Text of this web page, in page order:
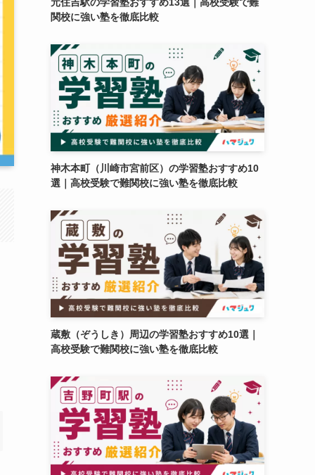
関校に強い塾を徹底比較
神木本町（川崎市宮前区）の学習塾おすすめ10
選｜高校受験で難関校に強い塾を徹底比較
蔵敷（ぞうしき）周辺の学習塾おすすめ10選｜
高校受験で難関校に強い塾を徹底比較